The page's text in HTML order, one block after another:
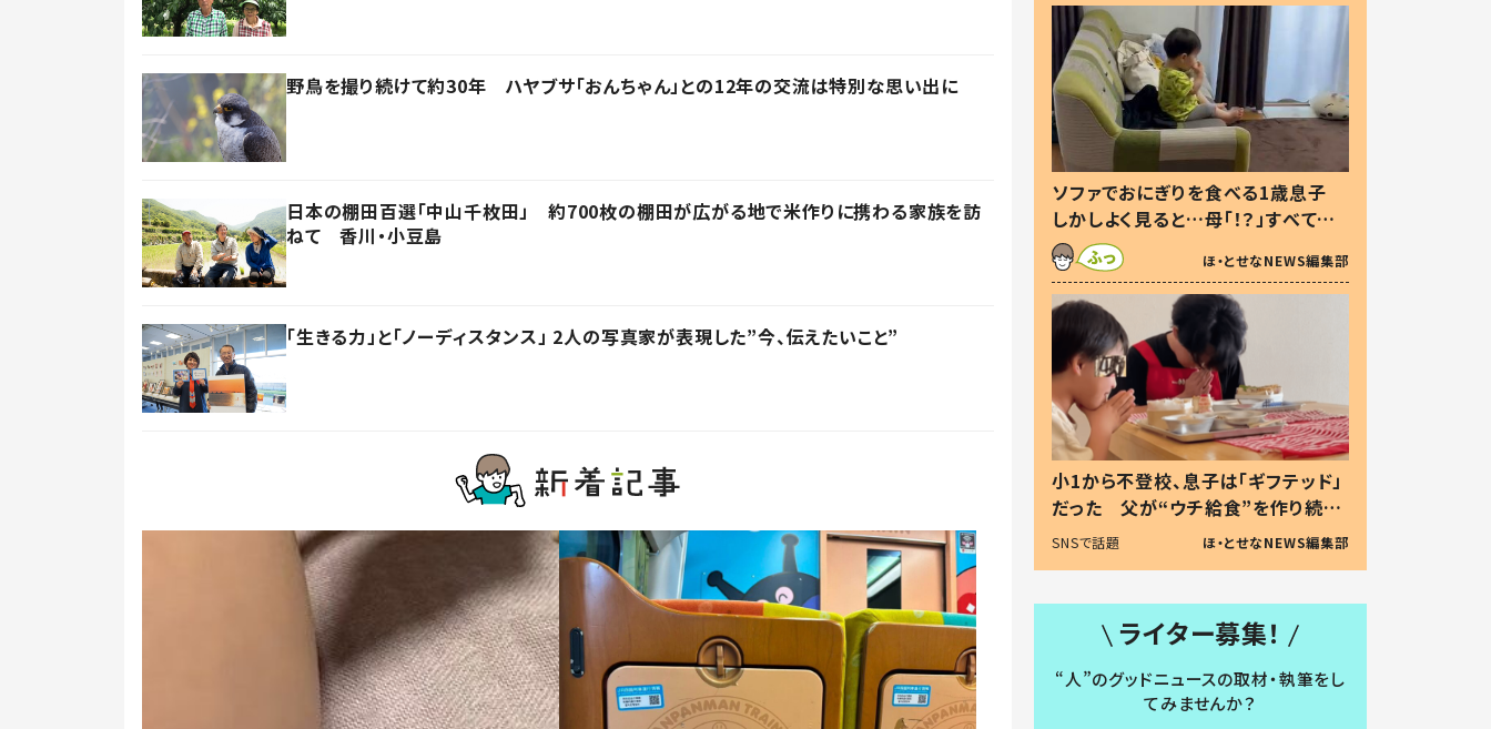
野鳥を撮り続けて約30年 ハヤブサ「おんちゃん」との12年の交流は特別な思い出に
日本の棚田百選「中山千枚田」 約700枚の棚田が広がる地で米作りに携わる家族を訪
ねて 香川・小豆島
「生きる力」と「ノーディスタンス」 2人の写真家が表現した”今、伝えたいこと”
ソファでおにぎりを食べる1歳息子
しかしよく見ると…母「！？」すべてを
察した母の投稿に「可愛いから許
す！」「現行犯〜」
ほ・とせなNEWS編集部
小1から不登校、息子は「ギフテッド」
だった 父が“ウチ給食”を作り続け
る理由とは #令和の親 #令和の子
SNSで話題 ほ・とせなNEWS編集部
ライター募集！
“人”のグッドニュースの取材・執筆をし
てみませんか？